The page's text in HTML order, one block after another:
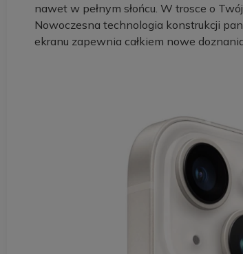
nawet w pełnym słońcu. W trosce o
Nowoczesna technologia konstrukcji
ekranu zapewnia całkiem nowe